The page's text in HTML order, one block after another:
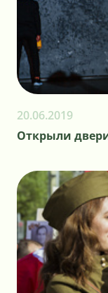
20.06.2019
Открыли